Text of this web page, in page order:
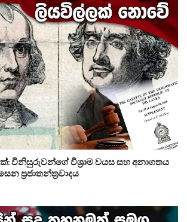
විනිසුරුවන්ගේ විශ්‍රාම වයස සහ අනාගතය
ප්‍රජාතන්ත්‍රවාදය